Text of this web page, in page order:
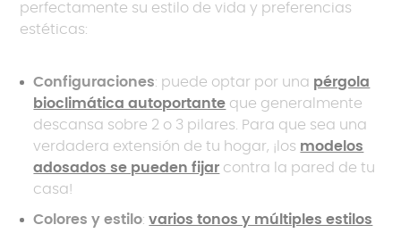
perfectamente su estilo de vida y preferencias
estéticas:
Configuraciones: puede optar por una pérgola
bioclimática autoportante que generalmente
descansa sobre 2 o 3 pilares. Para que sea una
verdadera extensión de tu hogar, ¡los modelos
adosados se pueden fijar contra la pared de tu
casa!
Colores y estilo:varios tonos y múltiples estilos